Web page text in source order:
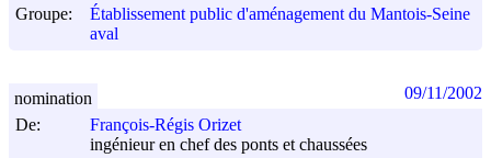
Groupe:
Établissement public d'aménagement du Mantois-Seine
aval
De:
François-Régis Orizet
ingénieur en chef des ponts et chaussées
nomination 09/11/2002